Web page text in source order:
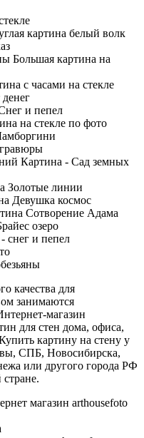
картина белый волк
Большая картина на
с часами на стекле
и пепел
на стекле по фото
Картина - Сад земных
Золотые линии
Девушка космос
Сотворение Адама
озеро
снег и пепел
качества для
занимаются
магазин
для стен дома, офиса,
картину на стену у
СПБ, Новосибирска,
или другого города РФ
стране.